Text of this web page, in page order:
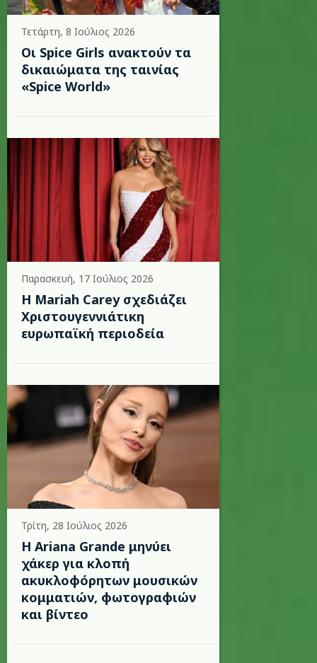
Τετάρτη, 8 Ιούλιος 2026
Οι Spice Girls ανακτούν τα
δικαιώματα της ταινίας
«Spice World»
Παρασκευή, 17 Ιούλιος 2026
Η Mariah Carey σχεδιάζει
Χριστουγεννιάτικη
ευρωπαϊκή περιοδεία
Τρίτη, 28 Ιούλιος 2026
Η Ariana Grande μηνύει
χάκερ για κλοπή
ακυκλοφόρητων μουσικών
κομματιών, φωτογραφιών
και βίντεο